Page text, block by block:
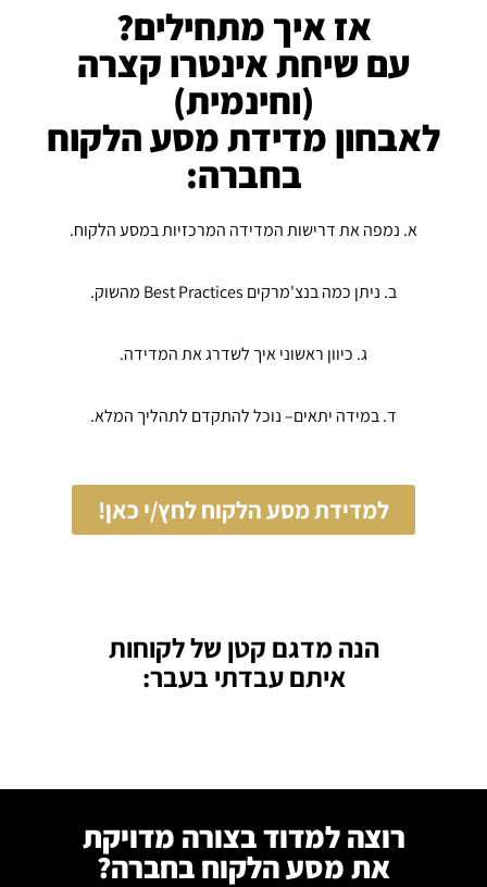
אז איך מתחילים?
עם שיחת אינטרו קצרה
(וחינמית)
לאבחון מדידת מסע הלקוח
בחברה:
א. נמפה את דרישות המדידה המרכזיות במסע הלקוח.
ב. ניתן כמה בנצ'מרקים Best Practices מהשוק.
ג. כיוון ראשוני איך לשדרג את המדידה.
ד. במידה יתאים– נוכל להתקדם לתהליך המלא.
למדידת מסע הלקוח לחץ/י כאן!
הנה מדגם קטן של לקוחות
איתם עבדתי בעבר:
רוצה למדוד בצורה מדויקת
את מסע הלקוח בחברה?